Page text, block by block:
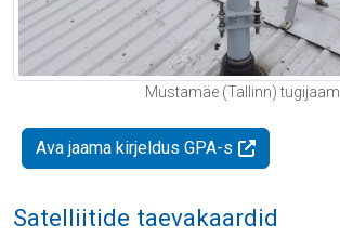
Mustamäe (Tallinn) tugijaam
Ava jaama kirjeldus GPA-s
Satelliitide taevakaardid